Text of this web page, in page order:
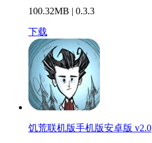
100.32MB | 0.3.3
下载
饥荒联机版手机版安卓版 v2.0